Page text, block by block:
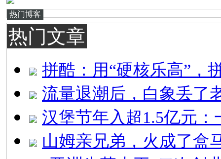
热门博客
热门文章
拼酷：用“硬核乐高”，
流量退潮后，白象丢了
汉堡节年入超1.5亿元：
山姆亲兄弟，火成了盒